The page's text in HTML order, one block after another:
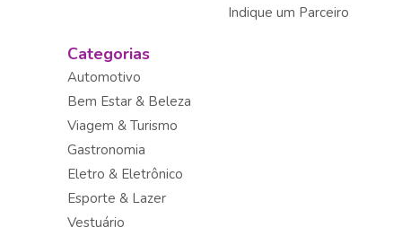
Indique um Parceiro
Categorias
Automotivo
Bem Estar & Beleza
Viagem & Turismo
Gastronomia
Eletro & Eletrônico
Esporte & Lazer
Vestuário